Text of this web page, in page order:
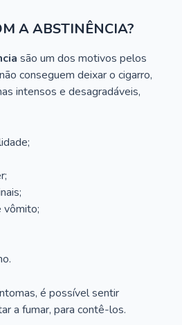
A ABSTINÊNCIA?
são um dos motivos pelos
conseguem deixar o cigarro,
intensos e desagradáveis,
vômito;
é possível sentir
a fumar, para contê-los.